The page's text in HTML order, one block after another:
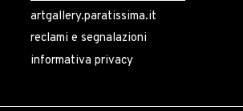
artgallery.paratissima.it
reclami e segnalazioni
informativa privacy